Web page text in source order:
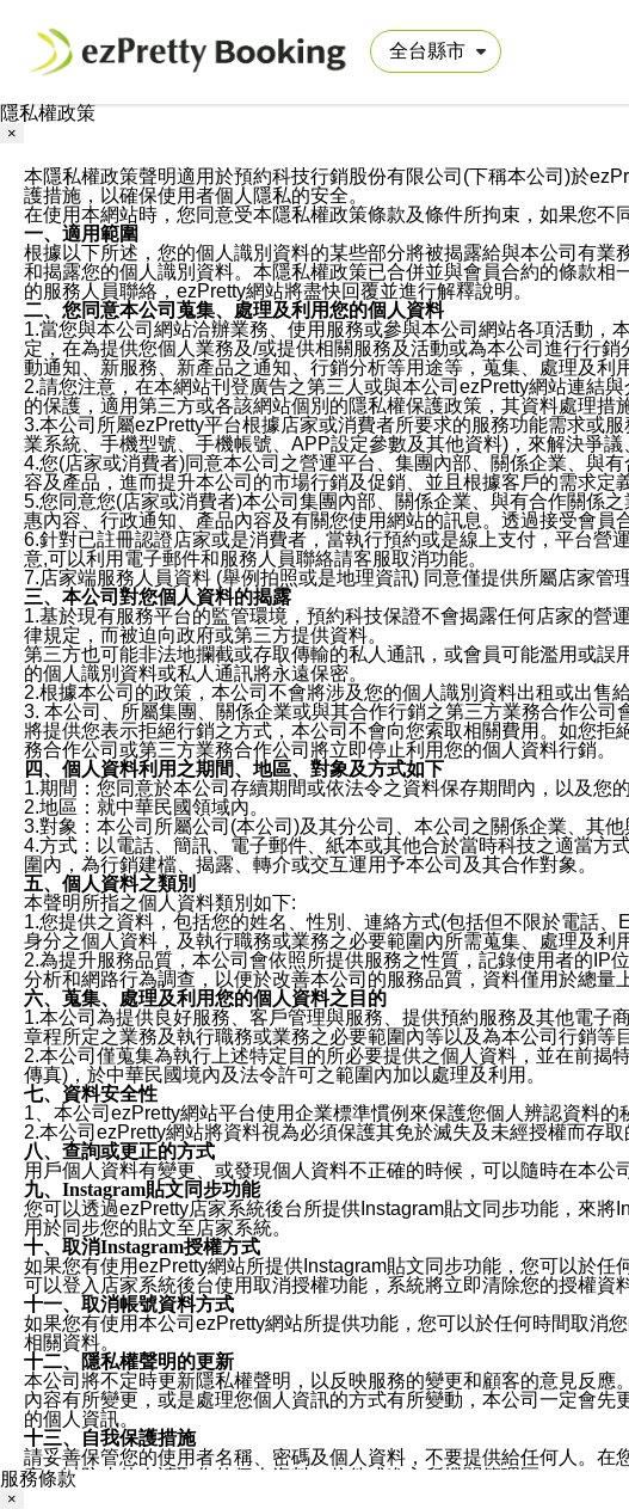
隱私權政策
×
本隱私權政策聲明適用於預約科技行銷股份有限公司(下稱本公司)於
護措施，以確保使用者個人隱私的安全。
在使用本網站時，您同意受本隱私權政策條款及條件所拘束，如果您不
一、適用範圍
根據以下所述，您的個人識別資料的某些部分將被揭露給與本公司有
和揭露您的個人識別資料。本隱私權政策已合併並與會員合約的條款
的服務人員聯絡，ezPretty網站將盡快回覆並進行解釋說明。
二、您同意本公司蒐集、處理及利用您的個人資料
1.當您與本公司網站洽辦業務、使用服務或參與本公司網站各項活動
定，在為提供您個人業務及/或提供相關服務及活動或為本公司進行行
動通知、新服務、新產品之通知、行銷分析等用途等，蒐集、處理及利
2.請您注意，在本網站刊登廣告之第三人或與本公司ezPretty網站連結
的保護，適用第三方或各該網站個別的隱私權保護政策，其資料處理
3.本公司所屬ezPretty平台根據店家或消費者所要求的服務功能需求或
業系統、手機型號、手機帳號、APP設定參數及其他資料)，來解決爭
4.您(店家或消費者)同意本公司之營運平台、集團內部、關係企業、與
容及產品，進而提升本公司的市場行銷及促銷、並且根據客戶的需求
5.您同意您(店家或消費者)本公司集團內部、關係企業、與有合作關係
惠內容、行政通知、產品內容及有關您使用網站的訊息。透過接受會
6.針對已註冊認證店家或是消費者，當執行預約或是線上支付，平台
意,可以利用電子郵件和服務人員聯絡請客服取消功能。
7.店家端服務人員資料 (舉例拍照或是地理資訊) 同意僅提供所屬店家
三、本公司對您個人資料的揭露
1.基於現有服務平台的監管環境，預約科技保證不會揭露任何店家的
律規定，而被迫向政府或第三方提供資料。
第三方也可能非法地攔截或存取傳輸的私人通訊，或會員可能濫用或
的個人識別資料或私人通訊將永遠保密。
2.根據本公司的政策，本公司不會將涉及您的個人識別資料出租或出售給
3. 本公司、所屬集團、關係企業或與其合作行銷之第三方業務合作公
將提供您表示拒絕行銷之方式，本公司不會向您索取相關費用。如您
務合作公司或第三方業務合作公司將立即停止利用您的個人資料行銷。
四、個人資料利用之期間、地區、對象及方式如下
1.期間：您同意於本公司存續期間或依法令之資料保存期間內，以及您
2.地區：就中華民國領域內。
3.對象：本公司所屬公司(本公司)及其分公司、本公司之關係企業、其他
4.方式：以電話、簡訊、電子郵件、紙本或其他合於當時科技之適當
圍內，為行銷建檔、揭露、轉介或交互運用予本公司及其合作對象。
五、個人資料之類別
本聲明所指之個人資料類別如下:
1.您提供之資料，包括您的姓名、性別、連絡方式(包括但不限於電話
身分之個人資料，及執行職務或業務之必要範圍內所需蒐集、處理及利
2.為提升服務品質，本公司會依照所提供服務之性質，記錄使用者的
分析和網路行為調查，以便於改善本公司的服務品質，資料僅用於總量
六、蒐集、處理及利用您的個人資料之目的
1.本公司為提供良好服務、客戶管理與服務、提供預約服務及其他電
章程所定之業務及執行職務或業務之必要範圍內等以及為本公司行銷等
2.本公司僅蒐集為執行上述特定目的所必要提供之個人資料，並在前揭
傳真)，於中華民國境內及法令許可之範圍內加以處理及利用。
七、資料安全性
1、本公司ezPretty網站平台使用企業標準慣例來保護您個人辨認資料
2.本公司ezPretty網站將資料視為必須保護其免於滅失及未經授權而存
八、查詢或更正的方式
用戶個人資料有變更、或發現個人資料不正確的時候，可以隨時在本公
九、Instagram貼文同步功能
您可以透過ezPretty店家系統後台所提供Instagram貼文同步功能，來
用於同步您的貼文至店家系統。
十、取消Instagram授權方式
如果您有使用ezPretty網站所提供Instagram貼文同步功能，您可以於
可以登入店家系統後台使用取消授權功能，系統將立即清除您的授權資
十一、取消帳號資料方式
如果您有使用本公司ezPretty網站所提供功能，您可以於任何時間取消
相關資料。
十二、隱私權聲明的更新
本公司將不定時更新隱私權聲明，以反映服務的變更和顧客的意見反
內容有所變更，或是處理您個人資訊的方式有所變動，本公司一定會
的個人資訊。
十三、自我保護措施
請妥善保管您的使用者名稱、密碼及個人資料，不要提供給任何人。
窗，以防止他人讀取您的個人資料、信件或進入所機關管理區。
服務條款
×